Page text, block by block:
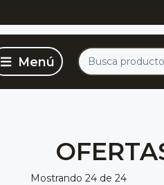
Mostrando 24 de 24